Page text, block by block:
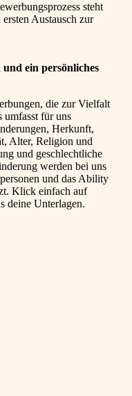
steht
Austausch zur
ein persönliches
die zur Vielfalt
umfasst für uns
Herkunft,
Alter, Religion und
und geschlechtliche
werden bei uns
und das Ability
Klick einfach auf
deine Unterlagen.